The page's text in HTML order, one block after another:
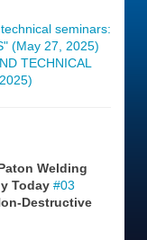
seminars:
(May 27, 2025)
TECHNICAL
Welding
Today #03
Destructive